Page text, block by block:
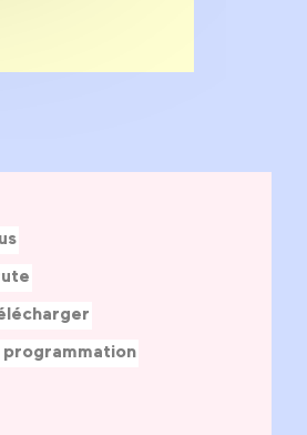
programmation